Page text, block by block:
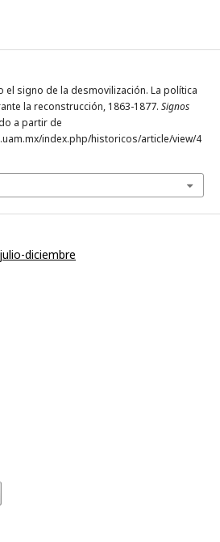
el signo de la desmovilización. La política
la reconstrucción, 1863-1877. Signos
a partir de
index.php/historicos/article/view/4
diciembre